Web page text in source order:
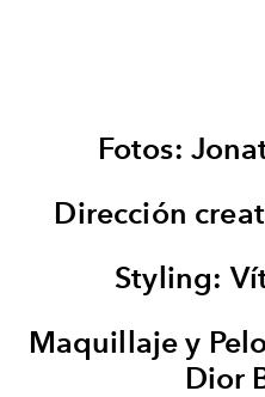
Fotos:
Dirección
Styling:
Maquillaje y
Dior